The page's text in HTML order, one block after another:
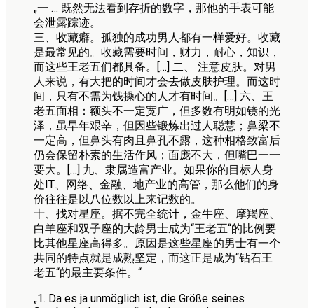
„一 … 既然无法看到存折的数字，那他的手表可能
会泄露踪迹。
三、收藏癖。孤独的成功男人都有一样爱好。收藏
是最常见的。收藏需要时间，财力，耐心，知识，
而这些王老五们都具备。[…] 二、 注意皮肤。对男
人来说，有大把的时间才会去做皮肤护理。而这时
间，只有不需为钱操心的人才有时间。[…] 六、王
老五面相：额头不一定宽广，但多数有明如镜的光
泽，虽早年艰辛，但因些锻炼出过人聪慧；鼻梁不
一定高，但鼻头有肉且鼻孔不露，这种相格致富后
仍会保留朴素的生活作风；面庞不大，但嘴巴一一
要大。[…] 九、隶属造富产业。如果你的目标人身
处IT、网络、金融、地产业的高管，那么他们的身
价往往是以八位数以上来记数的。
十、找对星座。据不完全统计，金牛座、摩羯座、
白羊座和双子座的大龄男士成为“王老五“的比例要
比其他星座高得多。原因是这些星座的男士有一个
共同的特点就是成熟坚定，而这正是成为“钻石王
老五“的最主要条件。“
„1. Da es ja unmöglich ist, die Größe seines